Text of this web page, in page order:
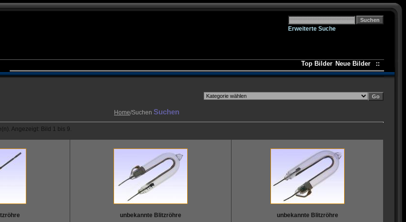
Erweiterte Suche
Top Bilder Neue Bilder ::
Home/Suchen Suchen
Angezeigt: Bild 1 bis 9.
unbekannte Blitzröhre unbekannte Blitzröhre